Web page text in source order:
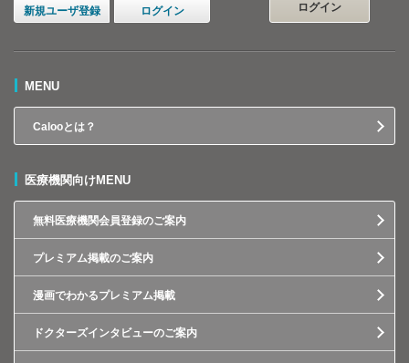
新規ユーザ登録 ログイン
ログイン
MENU
Calooとは？
医療機関向けMENU
無料医療機関会員登録のご案内
プレミアム掲載のご案内
漫画でわかるプレミアム掲載
ドクターズインタビューのご案内